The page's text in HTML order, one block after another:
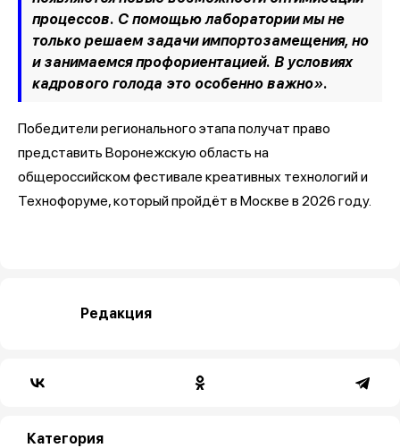
процессов. С помощью лаборатории мы не
только решаем задачи импортозамещения, но
и занимаемся профориентацией. В условиях
кадрового голода это особенно важно».
Победители регионального этапа получат право
представить Воронежскую область на
общероссийском фестивале креативных технологий и
Технофоруме, который пройдёт в Москве в 2026 году.
Редакция
Категория